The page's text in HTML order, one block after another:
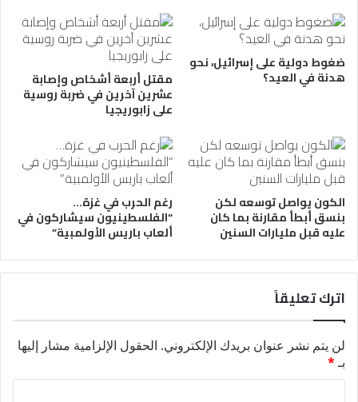
ضغوط دولية على إسرائيل، نحو
هدنة في العيد؟ مقتل أربعة أشخاص وإصابة
عشرين آخرين في ضربة روسية
على زابوريجيا
الكون يواصل توسعه لكن
بنسق أبطأ مقارنة بما كان
عليه قبل مليارات السنين
رغم الحرب في غزة…
“الفلسطينيون سيشاركون في
ألعاب باريس الأولمبية”
اترك تعليقاً
لن يتم نشر عنوان بريدك الإلكتروني. الحقول الإلزامية مشار إليها
بـ*